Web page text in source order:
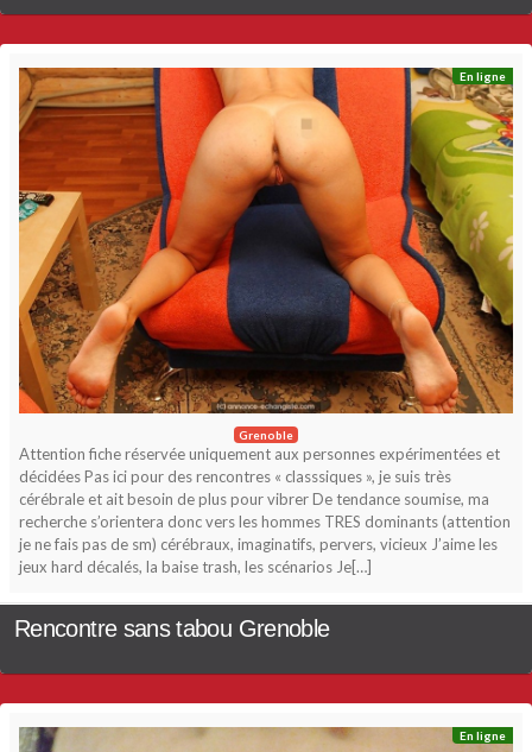
En ligne
Grenoble
Attention fiche réservée uniquement aux personnes expérimentées et
décidées Pas ici pour des rencontres « classsiques », je suis très
cérébrale et ait besoin de plus pour vibrer De tendance soumise, ma
recherche s’orientera donc vers les hommes TRES dominants (attention
je ne fais pas de sm) cérébraux, imaginatifs, pervers, vicieux J’aime les
jeux hard décalés, la baise trash, les scénarios Je[…]
Rencontre sans tabou Grenoble
En ligne